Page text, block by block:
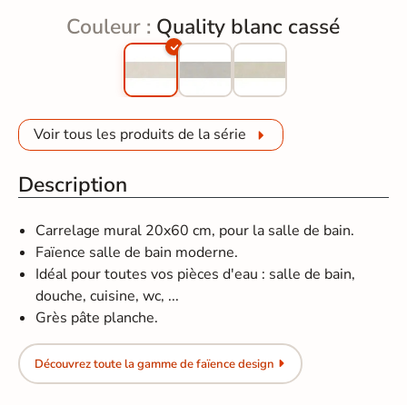
Couleur : Quality blanc cassé
Voir tous les produits de la série
Description
Carrelage mural 20x60 cm, pour la salle de bain.
Faïence salle de bain moderne.
Idéal pour toutes vos pièces d'eau : salle de bain,
douche, cuisine, wc, ...
Grès pâte planche.
Découvrez toute la gamme de faïence design